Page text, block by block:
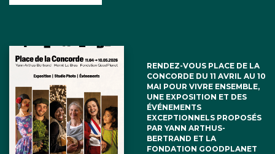
RENDEZ-VOUS PLACE DE LA
CONCORDE DU 11 AVRIL AU 10
MAI POUR VIVRE ENSEMBLE,
UNE EXPOSITION ET DES
ÉVÉNEMENTS
EXCEPTIONNELS PROPOSÉS
PAR YANN ARTHUS-
BERTRAND ET LA
FONDATION GOODPLANET